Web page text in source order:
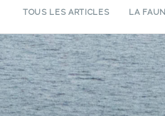
TOUS LES ARTICLES LA